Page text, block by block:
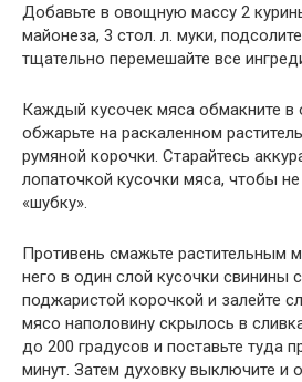
Добавьте в овощную массу 2
майонеза, 3 стол. л. муки,
тщательно перемешайте все
Каждый кусочек мяса обмакните
обжарьте на раскаленном
румяной корочки. Старайтесь
лопаточкой кусочки мяса, чтобы
«шубку».
Противень смажьте растительным
него в один слой кусочки свинины
поджаристой корочкой и залейте
мясо наполовину скрылось в
до 200 градусов и поставьте туда
минут. Затем духовку выключите и